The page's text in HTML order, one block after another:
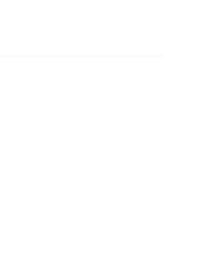
de distracție Disney World, la
de dolari), moștenirea lui Fuller dăinuie
al lui Fuller, arătându-ne adevăratele
tensionate cu studenții și